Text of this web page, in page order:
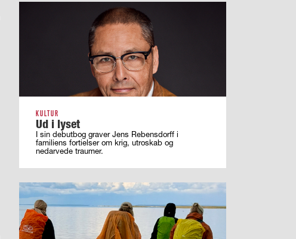
KULTUR
Ud i lyset
I sin debutbog graver Jens Rebensdorff i
familiens fortielser om krig, utroskab og
nedarvede traumer.